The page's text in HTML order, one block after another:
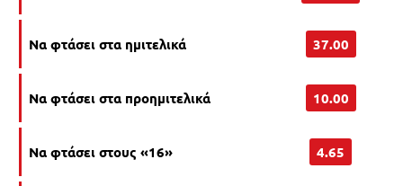
Να φτάσει στα ημιτελικά 37.00
Να φτάσει στα προημιτελικά 10.00
Να φτάσει στους «16» 4.65